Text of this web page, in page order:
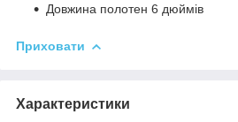
Довжина полотен 6 дюймів
Приховати
Характеристики